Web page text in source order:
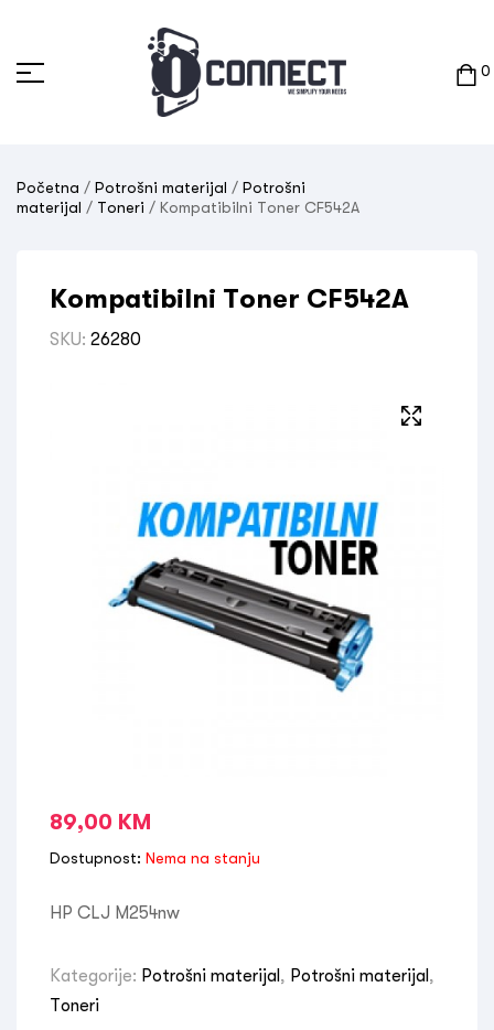
0
Početna / Potrošni materijal / Potrošni
materijal / Toneri / Kompatibilni Toner CF542A
Kompatibilni Toner CF542A
SKU: 26280
89,00 KM
Dostupnost: Nema na stanju
HP CLJ M254nw
Kategorije: Potrošni materijal , Potrošni materijal ,
Toneri